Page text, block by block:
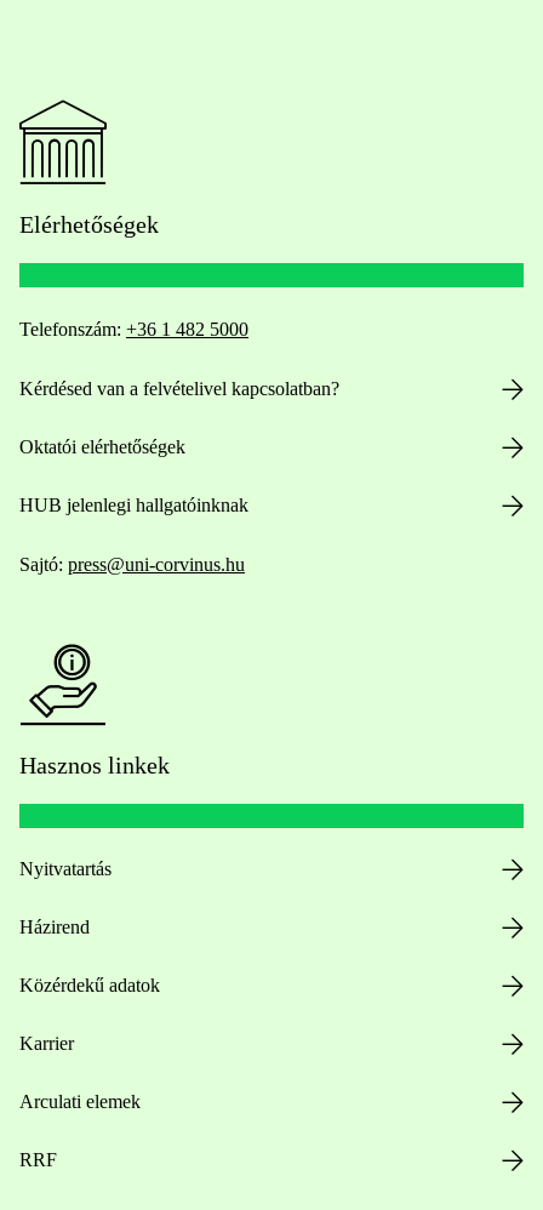
Elérhetőségek
Telefonszám: +36 1 482 5000
Kérdésed van a felvételivel kapcsolatban?
Oktatói elérhetőségek
HUB jelenlegi hallgatóinknak
Sajtó: press@uni-corvinus.hu
Hasznos linkek
Nyitvatartás
Házirend
Közérdekű adatok
Karrier
Arculati elemek
RRF